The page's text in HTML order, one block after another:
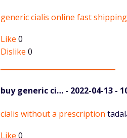
Komentaras
generic cialis online fast shipping
Like 0
Dislike 0
buy generic ci… - 2022-04-13 -
Komentaras
cialis without a prescription
Like 0